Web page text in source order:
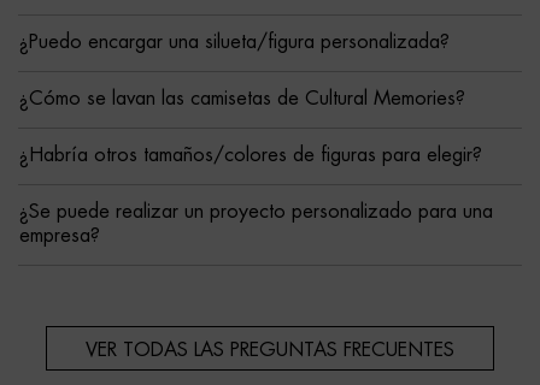
¿Puedo encargar una silueta/figura personalizada?
¿Cómo se lavan las camisetas de Cultural Memories?
¿Habría otros tamaños/colores de figuras para elegir?
¿Se puede realizar un proyecto personalizado para una
empresa?
VER TODAS LAS PREGUNTAS FRECUENTES